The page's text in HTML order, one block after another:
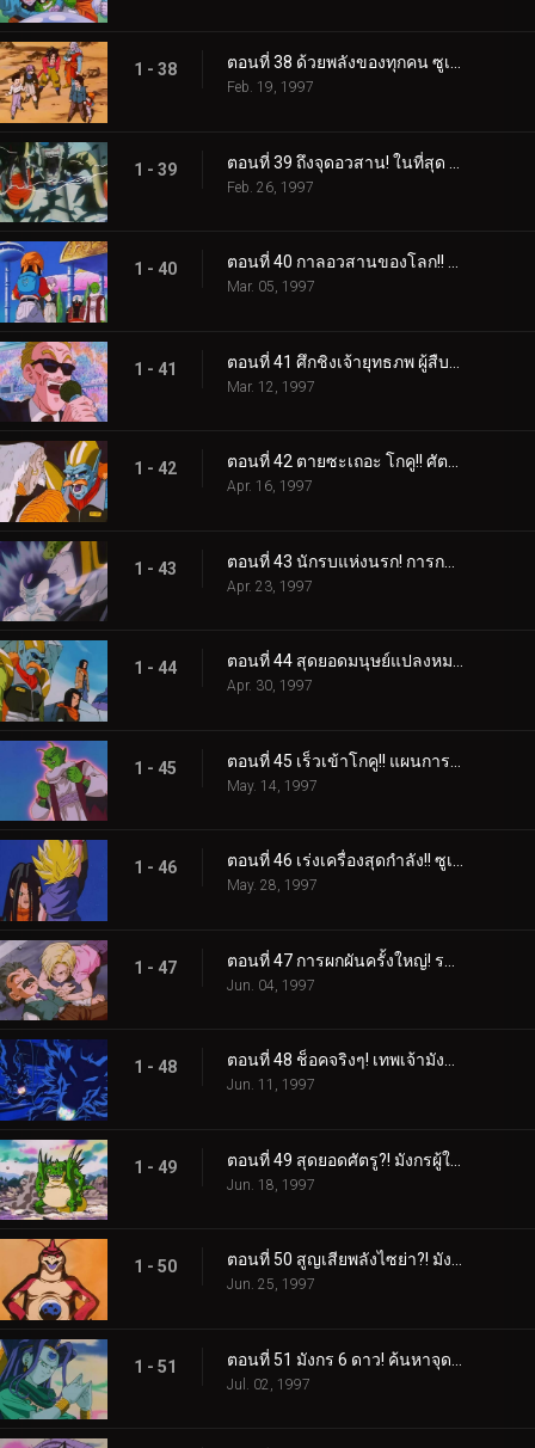
1 - 38 ตอนที่ 38 ด้วยพลังของทุกคน ซูเปอร์ไซย่า 4 คืนชีพ
Feb. 19, 1997
1 - 39
Feb. 26, 1997
1 - 40 ตอนที่ 40 กาลอวสานของโลก!! การตัดสินใจของพิคโกโร่
Mar. 05, 1997
1 - 41
Mar. 12, 1997
1 - 42 ตอนที่ 42 ตายซะเถอะ โกคู!! ศัตรูมหาแกร่งจากนรก
Apr. 16, 1997
1 - 43
Apr. 23, 1997
1 - 44 ตอนที่ 44 สุดยอดมนุษย์แปลงหมายเลข 17 สองคน รวมร่าง!
Apr. 30, 1997
1 - 45
May. 14, 1997
1 - 46 ตอนที่ 46 เร่งเครื่องสุดกำลัง!! ซูเปอร์ไซย่า 4 ปะทะ ซูเปอร์หมายเลข 17
May. 28, 1997
1 - 47
Jun. 04, 1997
1 - 48 ตอนที่ 48 ช็อคจริงๆ! เทพเจ้ามังกรกลายเป็นศัตรู?!
Jun. 11, 1997
1 - 49
Jun. 18, 1997
1 - 50 ตอนที่ 50 สูญเสียพลังไซย่า?! มังกร 5 ดาว ปีศาจแห่งสายฟ้า
Jun. 25, 1997
1 - 51
Jul. 02, 1997